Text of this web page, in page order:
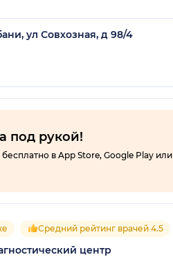
ул Совхозная, д 98/4
под рукой!
в App Store, Google Play или
Средний рейтинг врачей 4.5
центр